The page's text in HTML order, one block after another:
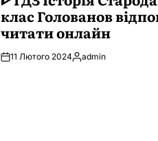
клас Голованов
читати онлайн
11 Лютого 2024Опубліковано
admin